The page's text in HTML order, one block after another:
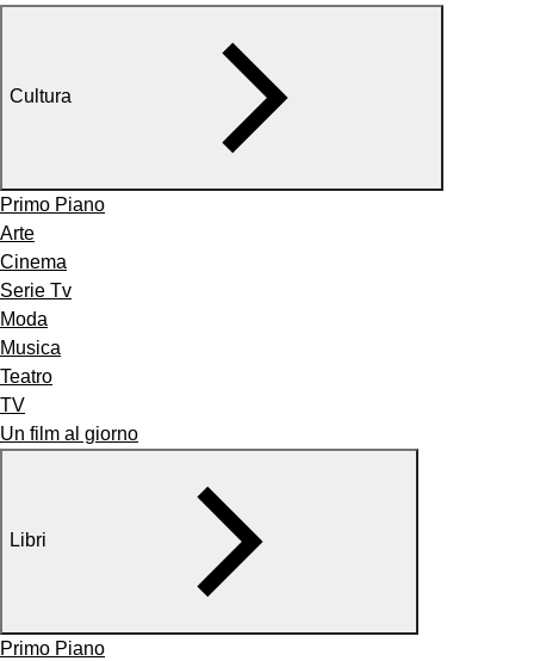
Cultura
Primo Piano
Arte
Cinema
Serie Tv
Moda
Musica
Teatro
TV
Un film al giorno
Libri
Primo Piano